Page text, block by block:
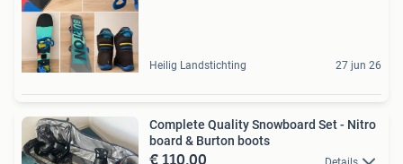
Heilig Landstichting 27 jun 26
Complete Quality Snowboard Set - Nitro
board & Burton boots